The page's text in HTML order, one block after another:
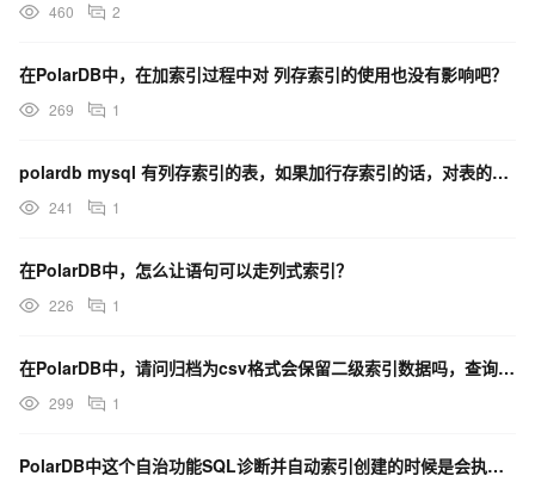
460 2
在PolarDB中，在加索引过程中对 列存索引的使用也没有影响吧？
269 1
polardb mysql 有列存索引的表，如果加行存索引的话，对表的正常使用有影响么？
241 1
在PolarDB中，怎么让语句可以走列式索引？
226 1
在PolarDB中，请问归档为csv格式会保留二级索引数据吗，查询数据能否用到二级索引？
299 1
PolarDB中这个自治功能SQL诊断并自动索引创建的时候是会执行DDL语句吗？